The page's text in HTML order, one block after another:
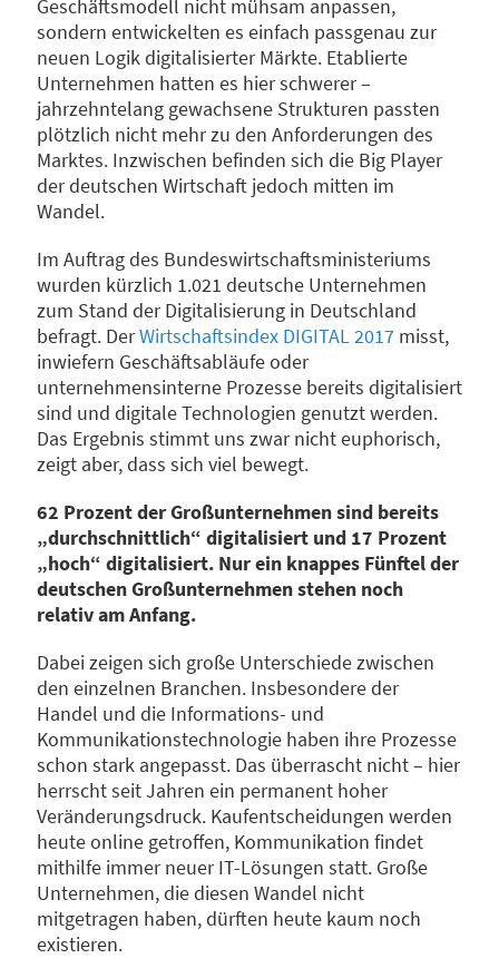
Geschäftsmodell nicht mühsam anpassen,
sondern entwickelten es einfach passgenau zur
neuen Logik digitalisierter Märkte. Etablierte
Unternehmen hatten es hier schwerer –
jahrzehntelang gewachsene Strukturen passten
plötzlich nicht mehr zu den Anforderungen des
Marktes. Inzwischen befinden sich die Big Player
der deutschen Wirtschaft jedoch mitten im
Wandel.
Im Auftrag des Bundeswirtschaftsministeriums
wurden kürzlich 1.021 deutsche Unternehmen
zum Stand der Digitalisierung in Deutschland
befragt. DerWirtschaftsindex DIGITAL 2017 misst,
inwiefern Geschäftsabläufe oder
unternehmensinterne Prozesse bereits digitalisiert
sind und digitale Technologien genutzt werden.
Das Ergebnis stimmt uns zwar nicht euphorisch,
zeigt aber, dass sich viel bewegt.
62 Prozent der Großunternehmen sind bereits
„durchschnittlich“ digitalisiert und 17 Prozent
„hoch“ digitalisiert. Nur ein knappes Fünftel der
deutschen Großunternehmen stehen noch
relativ am Anfang.
Dabei zeigen sich große Unterschiede zwischen
den einzelnen Branchen. Insbesondere der
Handel und die Informations- und
Kommunikationstechnologie haben ihre Prozesse
schon stark angepasst. Das überrascht nicht – hier
herrscht seit Jahren ein permanent hoher
Veränderungsdruck. Kaufentscheidungen werden
heute online getroffen, Kommunikation findet
mithilfe immer neuer IT-Lösungen statt. Große
Unternehmen, die diesen Wandel nicht
mitgetragen haben, dürften heute kaum noch
existieren.